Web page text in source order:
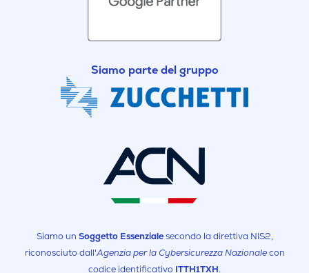
Siamo parte del gruppo
Siamo un Soggetto Essenzialesecondo la direttiva NIS2,
riconosciuto dall'Agenzia per la Cybersicurezza Nazionalecon
codice identificativo ITTH1TXH.